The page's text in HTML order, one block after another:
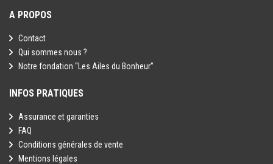
A PROPOS
Contact
Qui sommes nous ?
Notre fondation “Les Ailes du Bonheur”
INFOS PRATIQUES
Assurance et garanties
FAQ
Conditions générales de vente
Mentions légales